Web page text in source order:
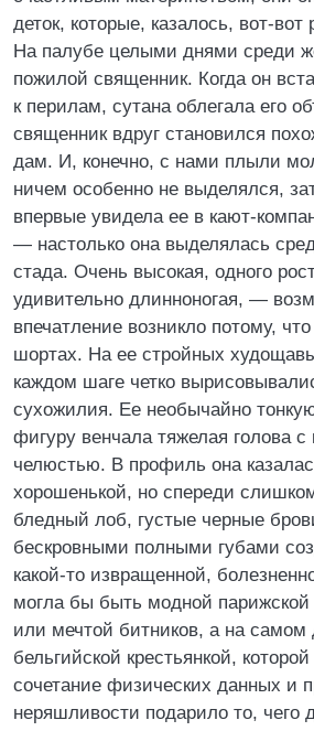
деток, которые, казалось, вот-
На палубе целыми днями среди
пожилой священник. Когда он
к перилам, сутана облегала его
священник вдруг становился
дам. И, конечно, с нами плыли
ничем особенно не выделялся,
впервые увидела ее в кают-
— настолько она выделялась
стада. Очень высокая, одного
удивительно длинноногая, —
впечатление возникло потому,
шортах. На ее стройных
каждом шаге четко
сухожилия. Ее необычайно
фигуру венчала тяжелая голова с
челюстью. В профиль она
хорошенькой, но спереди
бледный лоб, густые черные
бескровными полными губами
какой-то извращенной,
могла бы быть модной
или мечтой битников, а на самом
бельгийской крестьянкой,
сочетание физических данных и
неряшливости подарило то, чего